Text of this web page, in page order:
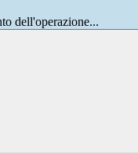
dell'operazione...